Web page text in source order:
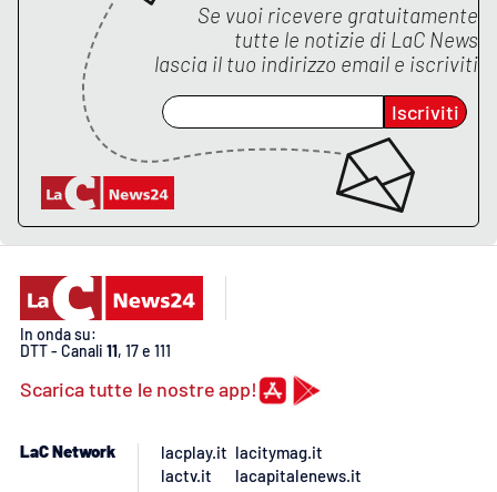
Se vuoi ricevere gratuitamente
tutte le notizie di LaC News
lascia il tuo indirizzo email e iscriviti
Iscriviti
In onda su:
DTT - Canali 11, 17 e 111
Scarica tutte le nostre app!
LaC Network
lacplay.it
lactv.it
lacitymag.it
lacapitalenews.it